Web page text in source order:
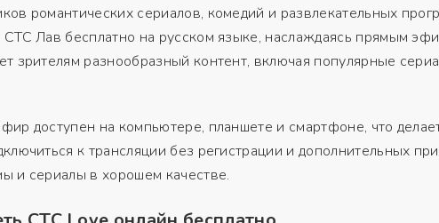
романтических сериалов, комедий и развлекательных
СТС Лав бесплатно на русском языке, наслаждаясь прямым
зрителям разнообразный контент, включая популярные
доступен на компьютере, планшете и смартфоне, что
к трансляции без регистрации и дополнительных
и сериалы в хорошем качестве.